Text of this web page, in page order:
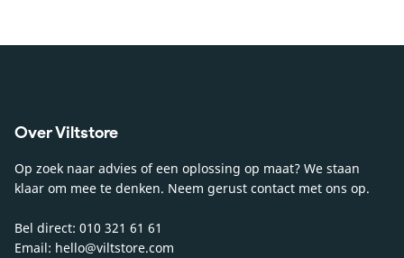
Over Viltstore
Op zoek naar advies of een oplossing op maat? We staan
klaar om mee te denken. Neem gerust contact met ons op.
Bel direct: 010 321 61 61
Email: hello@viltstore.com